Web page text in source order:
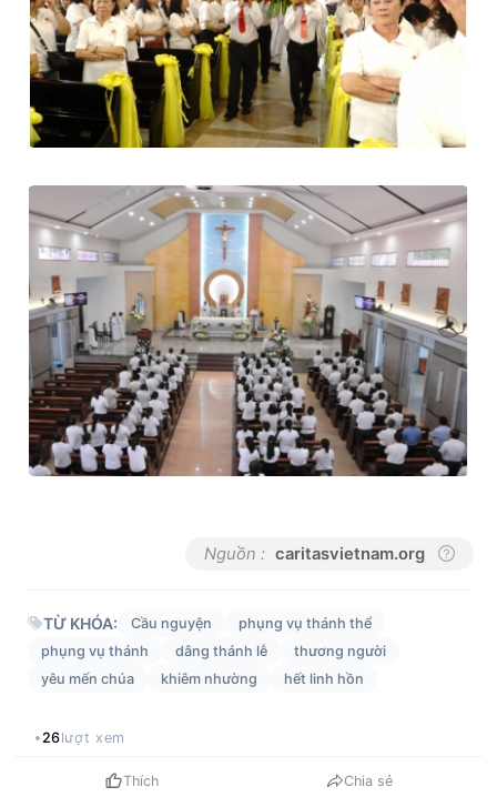
Nguồn : caritasvietnam.org
TỪ KHÓA: Cầu nguyện
phụng vụ thánh thể
phụng vụ thánh
dâng thánh lễ
thương người
yêu mến chúa
khiêm nhường hết linh hồn
26lượt xem
Thích Chia sẻ